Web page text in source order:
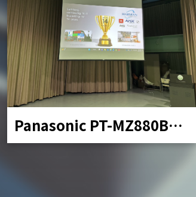
Panasonic PT-MZ880BT
移動投影